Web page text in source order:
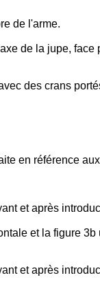
de l'arme.
de la jupe, face
des crans
en référence
et après
et la figure
et après